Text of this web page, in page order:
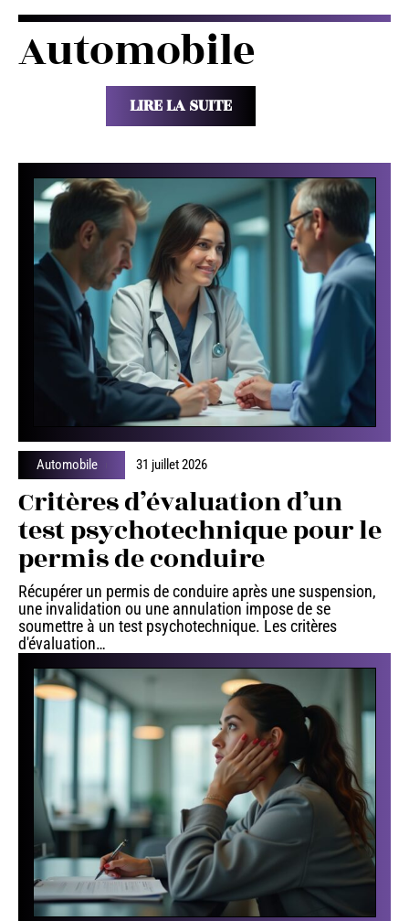
Automobile
LIRE LA SUITE
Automobile 31 juillet 2026
Critères d’évaluation d’un
test psychotechnique pour le
permis de conduire
Récupérer un permis de conduire après une suspension,
une invalidation ou une annulation impose de se
soumettre à un test psychotechnique. Les critères
d'évaluation…